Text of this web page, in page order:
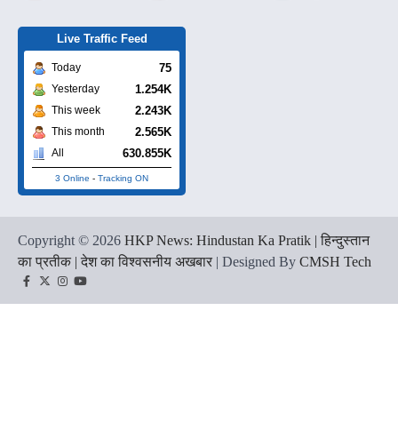
Live Traffic Feed
Today 75
Yesterday 1.254K
This week 2.243K
This month 2.565K
All 630.855K
3 Online - Tracking ON
Copyright © 2026 HKP News: Hindustan Ka Pratik | हिन्दुस्तान
का प्रतीक | देश का विश्वसनीय अखबार | Designed By CMSH Tech
Facebook
TwitterInstagram
YouTube